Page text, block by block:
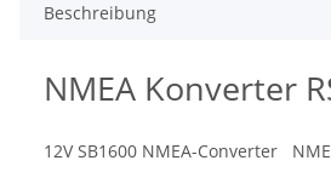
Beschreibung
NMEA Konverter
12V SB1600 NMEA-Converter